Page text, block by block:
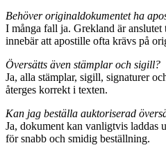
Behöver originaldokumentet ha
I många fall ja. Grekland är
innebär att apostille ofta krävs på
Översätts även stämplar och sigill?
Ja, alla stämplar, sigill, signaturer
återges korrekt i texten.
Kan jag beställa auktoriserad
Ja, dokument kan vanligtvis laddas
för snabb och smidig beställning.